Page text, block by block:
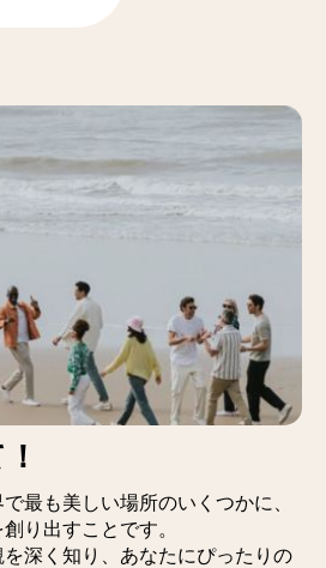
最も美しい場所のいくつかに、
り出すことです。
深く知り、あなたにぴったりの